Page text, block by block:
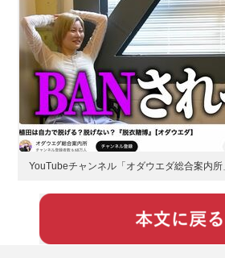
YouTubeチャンネル「オダウエダ総合案内所